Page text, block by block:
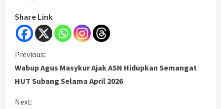
Share Link
C
o
n
Previous:
Wabup Agus Masykur Ajak ASN Hidupkan Semangat
HUT Subang Selama April 2026
Next: